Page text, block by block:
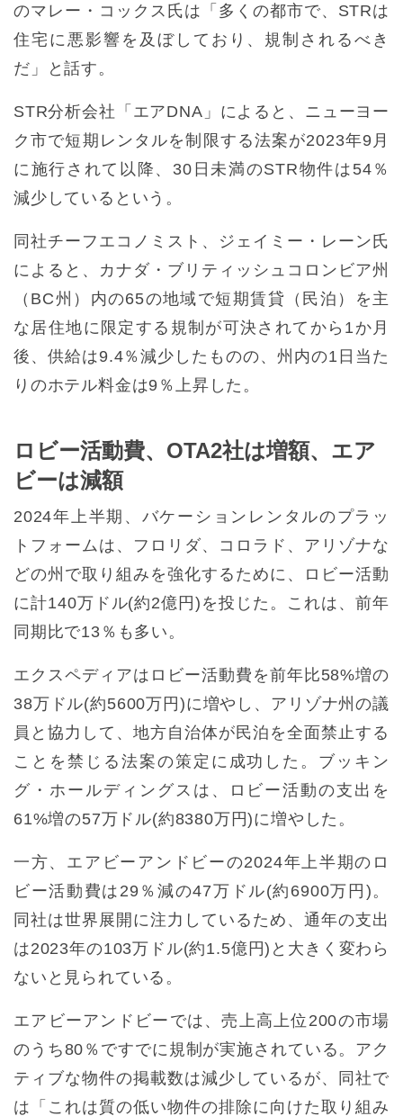
のマレー・コックス氏は「多くの都市で、STRは
住宅に悪影響を及ぼしており、規制されるべき
だ」と話す。
STR分析会社「エアDNA」によると、ニューヨー
ク市で短期レンタルを制限する法案が2023年9月
に施行されて以降、30日未満のSTR物件は54％
減少しているという。
同社チーフエコノミスト、ジェイミー・レーン氏
によると、カナダ・ブリティッシュコロンビア州
（BC州）内の65の地域で短期賃貸（民泊）を主
な居住地に限定する規制が可決されてから1か月
後、供給は9.4％減少したものの、州内の1日当た
りのホテル料金は9％上昇した。
ロビー活動費、OTA2社は増額、エア
ビーは減額
2024年上半期、バケーションレンタルのプラッ
トフォームは、フロリダ、コロラド、アリゾナな
どの州で取り組みを強化するために、ロビー活動
に計140万ドル(約2億円)を投じた。これは、前年
同期比で13％も多い。
エクスペディアはロビー活動費を前年比58%増の
38万ドル(約5600万円)に増やし、アリゾナ州の議
員と協力して、地方自治体が民泊を全面禁止する
ことを禁じる法案の策定に成功した。ブッキン
グ・ホールディングスは、ロビー活動の支出を
61%増の57万ドル(約8380万円)に増やした。
一方、エアビーアンドビーの2024年上半期のロ
ビー活動費は29％減の47万ドル(約6900万円)。
同社は世界展開に注力しているため、通年の支出
は2023年の103万ドル(約1.5億円)と大きく変わら
ないと見られている。
エアビーアンドビーでは、売上高上位200の市場
のうち80％ですでに規制が実施されている。アク
ティブな物件の掲載数は減少しているが、同社で
は「これは質の低い物件の排除に向けた取り組み